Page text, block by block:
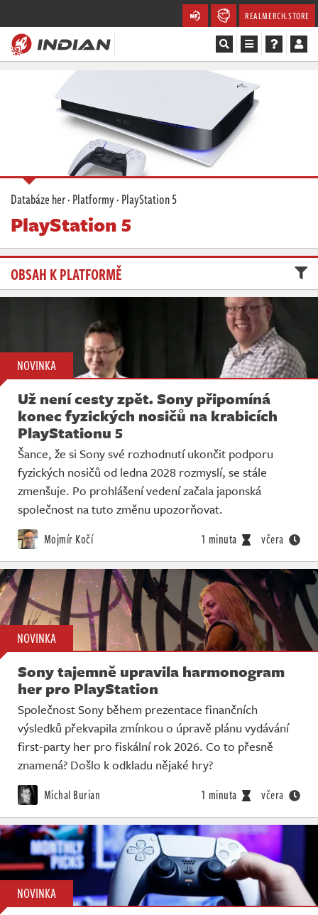
REALMERCH.STORE
Soutěže
Databáze
Komunita
Redakce
Databáze her·Platformy·PlayStation 5
PlayStation 5
OBSAH K PLATFORMĚ
NOVINKA
Už není cesty zpět. Sony připomíná
konec fyzických nosičů na krabicích
PlayStationu 5
Šance, že si Sony své rozhodnutí ukončit podporu
fyzických nosičů od ledna 2028 rozmyslí, se stále
zmenšuje. Po prohlášení vedení začala japonská
společnost na tuto změnu upozorňovat.
Mojmír Kočí 1 minuta včera
NOVINKA
Sony tajemně upravila harmonogram
her pro PlayStation
Společnost Sony během prezentace finančních
výsledků překvapila zmínkou o úpravě plánu vydávání
first-party her pro fiskální rok 2026. Co to přesně
znamená? Došlo k odkladu nějaké hry?
Michal Burian 1 minuta včera
NOVINKA